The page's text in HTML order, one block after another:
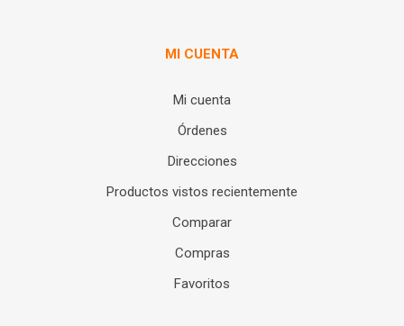
MI CUENTA
Mi cuenta
Órdenes
Direcciones
Productos vistos recientemente
Comparar
Compras
Favoritos